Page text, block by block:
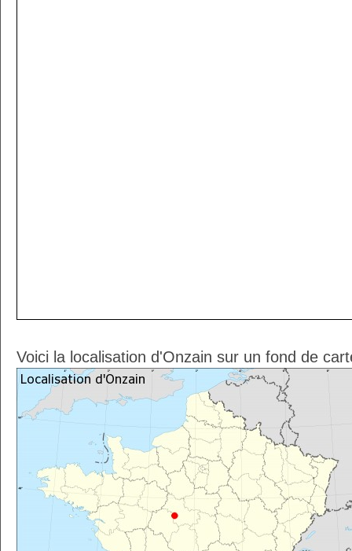
Voici la localisation d'Onzain sur un fond de